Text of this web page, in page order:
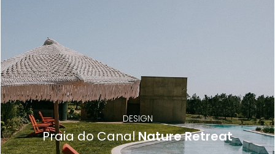
DESIGN
Praia do CanalNature Retreat